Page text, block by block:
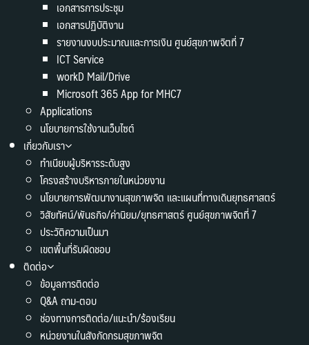
เอกสารการประชุม
เอกสารปฏิบัติงาน
รายงานงบประมาณและการเงิน ศูนย์สุขภาพจิตที่ 7
ICT Service
workD Mail/Drive
Microsoft 365 App for MHC7
Applications
นโยบายการใช้งานเว็บไซต์
เกี่ยวกับเรา
ทำเนียบผู้บริหารระดับสูง
โครงสร้างบริหารภายในหน่วยงาน
นโยบายการพัฒนางานสุขภาพจิต และแผนที่ทางเดินยุทธศาสตร์
วิสัยทัศน์/พันธกิจ/ค่านิยม/ยุทธศาสตร์ ศูนย์สุขภาพจิตที่ 7
ประวัติความเป็นมา
เขตพื้นที่รับผิดชอบ
ติดต่อ
ข้อมูลการติดต่อ
Q&A ถาม-ตอบ
ช่องทางการติดต่อ/แนะนำ/ร้องเรียน
หน่วยงานในสังกัดกรมสุขภาพจิต